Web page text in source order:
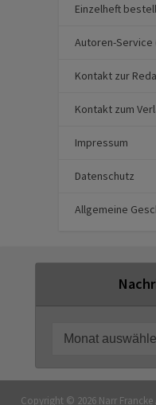
Einzelheft
Autoren-Service
Kontakt zur
Kontakt zum
Impressum
Datenschutz
Allgemeine
Copyright © 2026 Narr